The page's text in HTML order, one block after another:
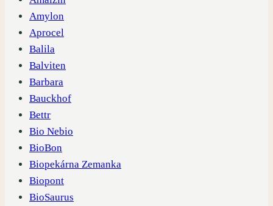
Amylon
Aprocel
Balila
Balviten
Barbara
Bauckhof
Bettr
Bio Nebio
BioBon
Biopekárna Zemanka
Biopont
BioSaurus